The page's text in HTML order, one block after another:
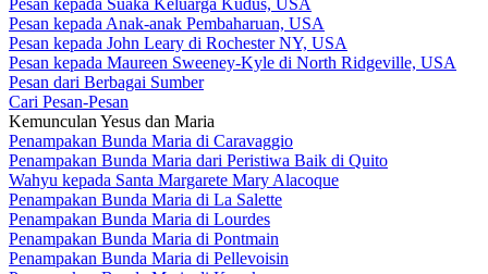
Pesan kepada Anak-anak Pembaharuan, USA
Pesan kepada John Leary di Rochester NY, USA
Pesan kepada Maureen Sweeney-Kyle di North Ridgeville, USA
Pesan dari Berbagai Sumber
Cari Pesan-Pesan
Kemunculan Yesus dan Maria
Penampakan Bunda Maria di Caravaggio
Penampakan Bunda Maria dari Peristiwa Baik di Quito
Wahyu kepada Santa Margarete Mary Alacoque
Penampakan Bunda Maria di La Salette
Penampakan Bunda Maria di Lourdes
Penampakan Bunda Maria di Pontmain
Penampakan Bunda Maria di Pellevoisin